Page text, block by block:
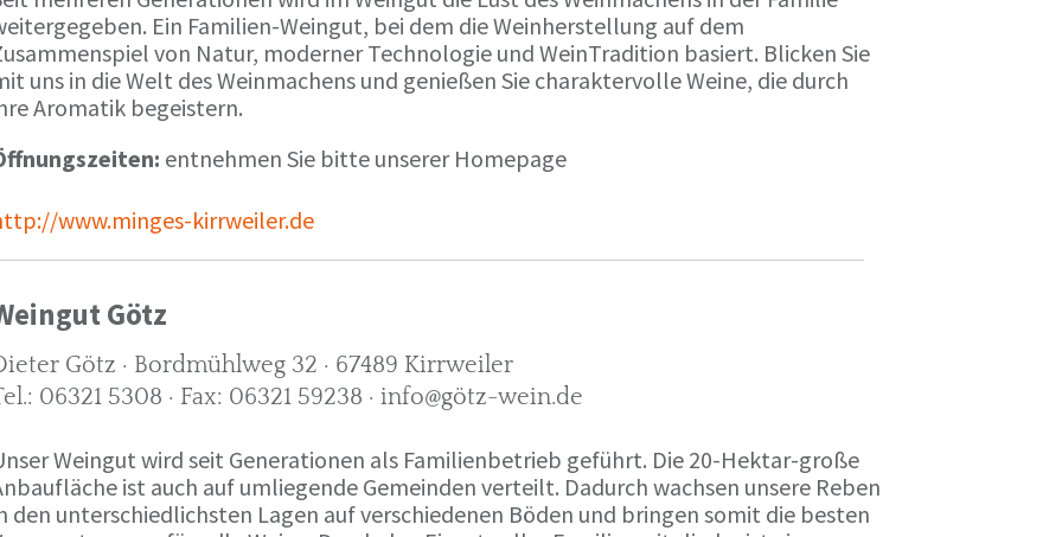
Ein Familien-Weingut, bei dem die Weinherstellung auf dem
von Natur, moderner Technologie und WeinTradition basiert. Blicken Sie
uns in die Welt des Weinmachens und genießen Sie charaktervolle Weine, die durch
Aromatik begeistern.
entnehmen Sie bitte unserer Homepage
www.minges-kirrweiler.de
Götz
Götz · Bordmühlweg 32 · 67489 Kirrweiler
06321 5308 · Fax: 06321 59238 · info@götz-wein.de
Weingut wird seit Generationen als Familienbetrieb geführt. Die 20-Hektar-große
ist auch auf umliegende Gemeinden verteilt. Dadurch wachsen unsere Reben
den unterschiedlichsten Lagen auf verschiedenen Böden und bringen somit die besten